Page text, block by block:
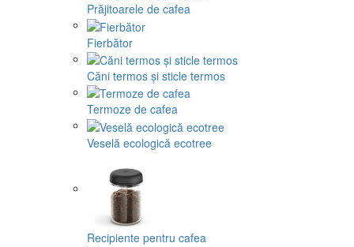
Prăjitoarele de cafea
Fierbător
Căni termos și sticle termos
Termoze de cafea
Veselă ecologică ecotree
Recipiente pentru cafea